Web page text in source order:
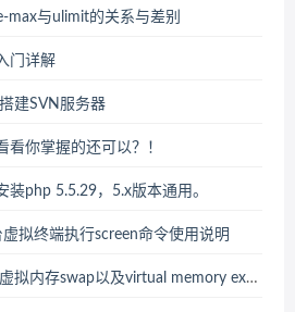
max与ulimit的关系与差别
门详解
建SVN服务器
看你掌握的还可以？！
装php 5.5.29，5.x版本通用。
拟终端执行screen命令使用说明
virtual memory exhausted: Cannot allocate memory 解决办法